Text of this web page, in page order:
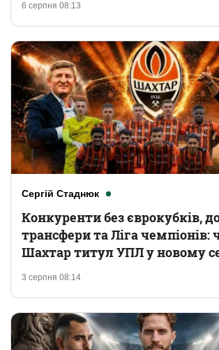
6 серпня 08:13
Сергій Стаднюк
3 серпня 08:14
Конкуренти без єврокубків,
трансфери та Ліга чемпіонів:
Шахтар титул УПЛ у новому